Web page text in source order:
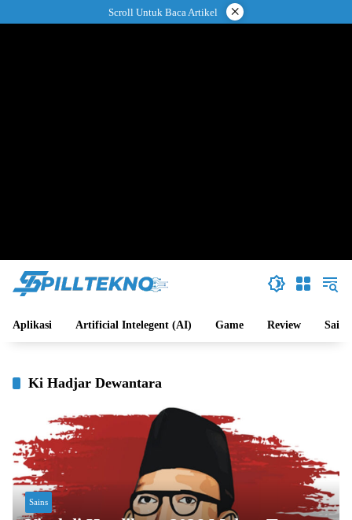
ke
Scroll Untuk Baca Artikel ×
Aplikasi Artificial Intelegent (AI) Game Review Sains
Ki Hadjar Dewantara
Sains